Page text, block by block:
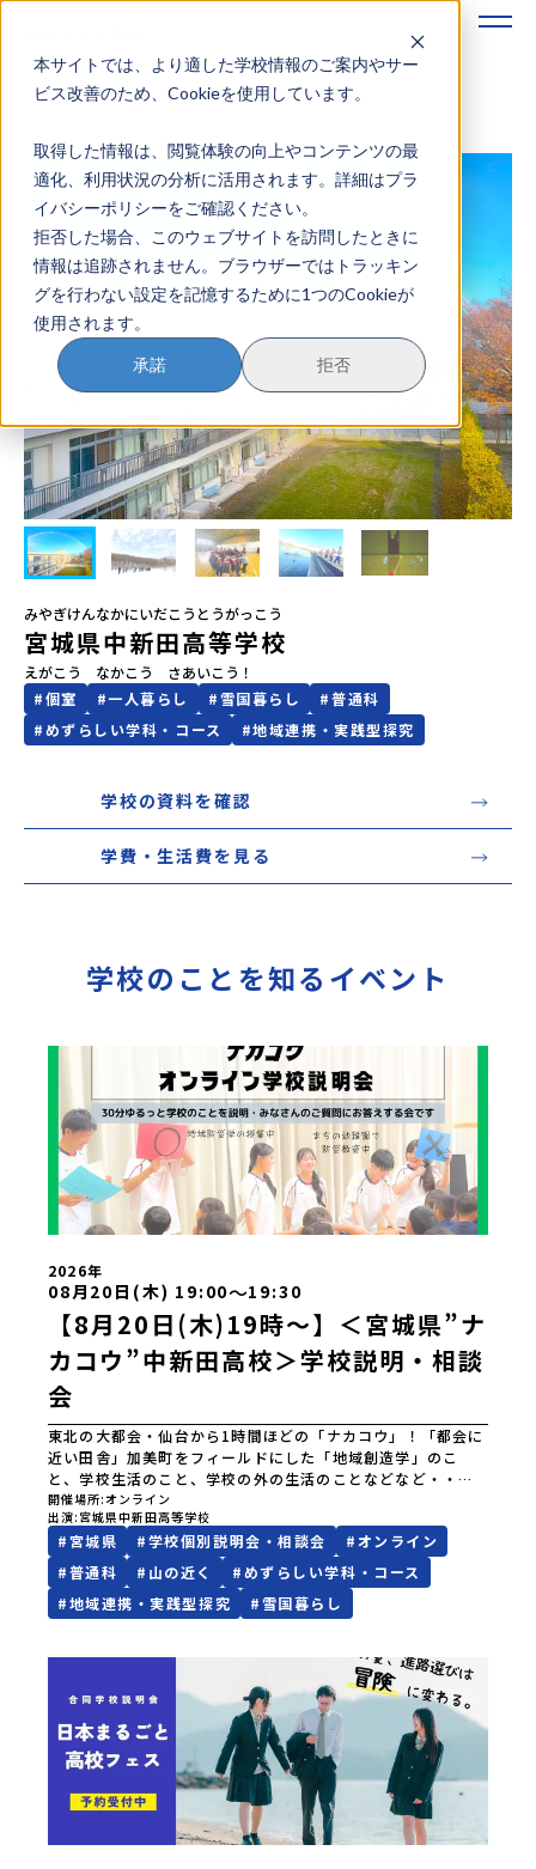
本サイトでは、より適した学校情報のご案内やサー
ビス改善のため、Cookieを使用しています。
取得した情報は、閲覧体験の向上やコンテンツの最
適化、利用状況の分析に活用されます。詳細はプラ
イバシーポリシーをご確認ください。
拒否した場合、このウェブサイトを訪問したときに
情報は追跡されません。ブラウザーではトラッキン
グを行わない設定を記憶するために1つのCookieが
使用されます。
承諾 拒否
地域みらい留学のすすめかた
地域みらい留学とは
学校を探す
イベントを探す
おためし地域留学
マガジン
奨学金について
？ イベント参加方法
会員登録
MYページログイン
みやぎけんなかにいだこうとうがっこう
宮城県中新田高等学校
えがこう　なかこう　さあいこう！
#個室 #一人暮らし #雪国暮らし #普通科
#めずらしい学科・コース #地域連携・実践型探究
学校の資料を確認
学費・生活費を見る
学校のことを知るイベント
2026年
08月20日(木) 19:00〜19:30
【8月20日(木)19時〜】＜宮城県”ナ
カコウ”中新田高校＞学校説明・相談
会
東北の大都会・仙台から1時間ほどの「ナカコウ」！「都会に
近い田舎」加美町をフィールドにした「地域創造学」のこ
と、学校生活のこと、学校の外の生活のことなどなど・・・
お伝えします。＼NEW／2027年度入学生より「普通科」から
「未来創造科（仮称）」へ！どうぞお気軽にご参加くださ
い！※「この日はちょっと・・・」、「仕事の都合で他の時
間がいいなぁ」等ございましたらお気軽にご相談ください。
【宮城県中新田高等学校】なんでもお問合せフォーム
*****【宮城県中新田高等学校】がわかるリンク一覧！▼学校
学びがつまったPR動画▼随時更新！地域みらい留学【中新田
高校】ページ▼学校HP▼SNSはコチラ！インスタグラムフェ
イスブック公式LINE▼お電話かメールでのお問い合わせも、
いつでもお待ちしています！TEL : 0229-63-3022メール :
nakani-h@od.myswan.ed.jp
開催場所 オンライン
出演 宮城県中新田高等学校
#宮城県 #学校個別説明会・相談会 #オンライン
#普通科 # 山の近く #めずらしい学科・コース
#地域連携・実践型探究 #雪国暮らし